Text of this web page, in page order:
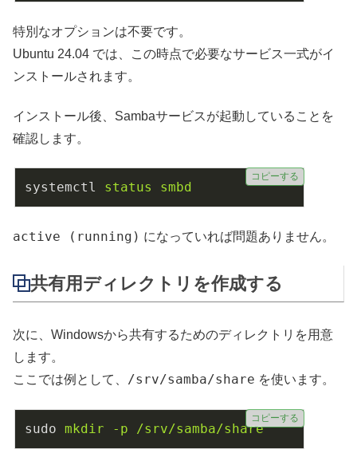
特別なオプションは不要です。
Ubuntu 24.04 では、この時点で必要なサービス一式がイ
ンストールされます。
インストール後、Sambaサービスが起動していることを
確認します。
systemctl status smbd
コピーする
active (running) になっていれば問題ありません。
共有用ディレクトリを作成する
次に、Windowsから共有するためのディレクトリを用意
します。
ここでは例として、 /srv/samba/share を使います。
sudo mkdir -p /srv/samba/share
コピーする